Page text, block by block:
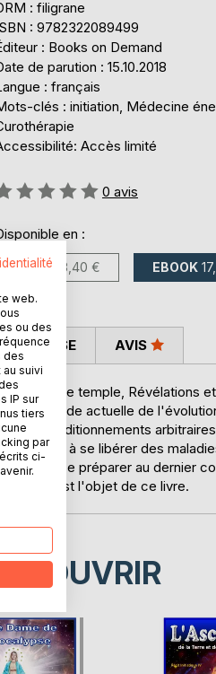
: filigrane
: 9782322089499
: Books on Demand
de parution : 15.10.2018
: français
clés : initiation, Médecine
Accès limité
0 avis
en :
LIVRE 23,40 € EBOOK
troisième temple, Révélations
la période actuelle de
des conditionnements
à se libérer des
dit, à se préparer au dernier
Tel est l'objet de ce livre.
PRESSE AVIS
web.
ou des
des
suivi
IP sur
tiers
par
ci-